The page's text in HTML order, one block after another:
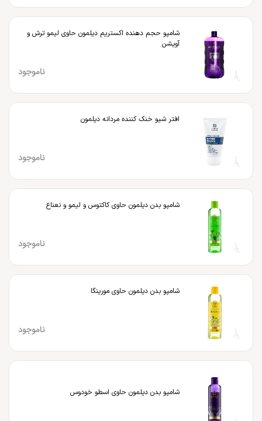
شامپو حجم دهنده اکستریم دیلمون حاوی لیمو ترش و
آویشن
ناموجود
افتر شیو خنک کننده مردانه دیلمون
ناموجود
شامپو بدن دیلمون حاوی کاکتوس و لیمو و نعناع
ناموجود
شامپو بدن دیلمون حاوی مورینگا
ناموجود
شامپو بدن دیلمون حاوی اسطو خودوس